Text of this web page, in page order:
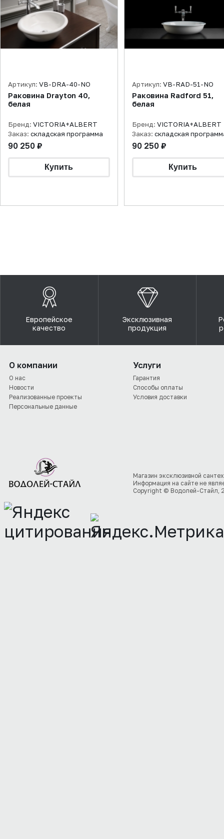
Артикул: VB-DRA-40-NO
Раковина Drayton 40,
белая
Бренд: VICTORIA+ALBERT
Заказ: складская программа
90 250 ₽
Артикул: VB-RAD-51-NO
Раковина Radford 51,
белая
Бренд: VICTORIA+ALBERT
Заказ: складская
90 250 ₽
Европейское
качество
Эксклюзивная
продукция
О компании
О нас
Новости
Реализованные проекты
Персональные данные
Услуги
Гарантия
Способы оплаты
Условия доставки
Магазин эксклюзивной
Информация на сайте не
Copyright © Водолей-Стайл,